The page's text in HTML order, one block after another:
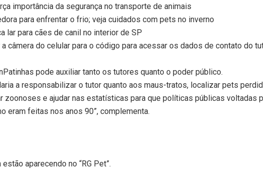
importância da segurança no transporte de animais
para enfrentar o frio; veja cuidados com pets no inverno
lar para cães de canil no interior de SP
câmera do celular para o código para acessar os dados de contato do
pode auxiliar tanto os tutores quanto o poder público.
a responsabilizar o tutor quanto aos maus-tratos, localizar pets
zoonoses e ajudar nas estatísticas para que políticas públicas voltadas
eram feitas nos anos 90”, complementa.
aparecendo no “RG Pet”.